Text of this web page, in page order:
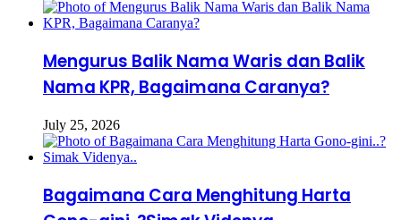
Mengurus Balik Nama Waris dan Balik
Nama KPR, Bagaimana Caranya?
July 25, 2026
Bagaimana Cara Menghitung Harta